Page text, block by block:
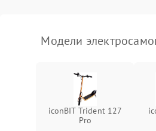
Модели
iconBIT Trident 127
Pro